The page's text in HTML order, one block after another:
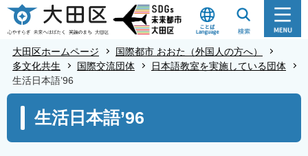
こ
の
の
頭
大田区ホームページ
国際都市 おおた（外国人の方へ）
多文化共生
国際交流団体
日本語教室を実施している団体
生活日本語’96
こ
生活日本語’96